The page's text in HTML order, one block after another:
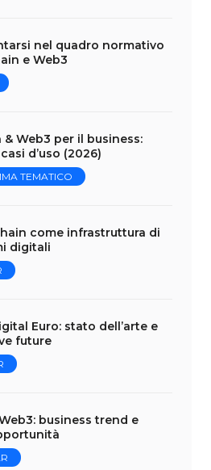
nel quadro normativo
e Web3
Web3 per il business:
d’uso (2026)
TEMATICO
come infrastruttura di
digitali
Euro: stato dell’arte e
future
business trend e